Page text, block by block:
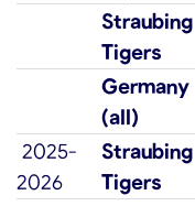
Straubing
Tigers
Germany
(all)
2025-
2026
Straubing
Tigers